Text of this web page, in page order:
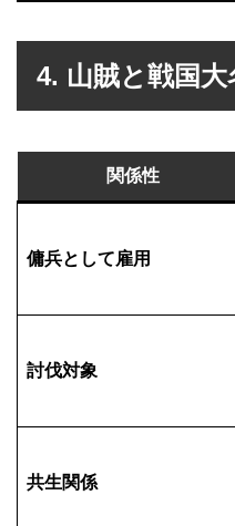
4. 山賊と戦国大
関係性
傭兵として雇用
討伐対象
共生関係